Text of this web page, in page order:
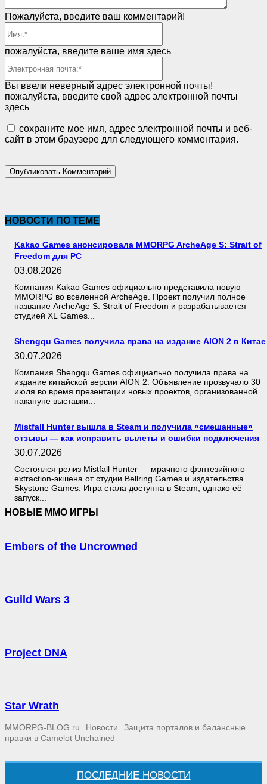
Пожалуйста, введите ваш комментарий!
пожалуйста, введите ваше имя здесь
Вы ввели неверный адрес электронной почты!
пожалуйста, введите свой адрес электронной почты
здесь
сохраните мое имя, адрес электронной почты и веб-
сайт в этом браузере для следующего комментария.
НОВОСТИ ПО ТЕМЕ
Kakao Games анонсировала MMORPG ArcheAge S: Strait of
Freedom для PC
03.08.2026
Компания Kakao Games официально представила новую
MMORPG во вселенной ArcheAge. Проект получил полное
название ArcheAge S: Strait of Freedom и разрабатывается
студией XL Games...
Shengqu Games получила права на издание AION 2 в Китае
30.07.2026
Компания Shengqu Games официально получила права на
издание китайской версии AION 2. Объявление прозвучало 30
июля во время презентации новых проектов, организованной
накануне выставки...
Mistfall Hunter вышла в Steam и получила «смешанные»
отзывы — как исправить вылеты и ошибки подключения
30.07.2026
Состоялся релиз Mistfall Hunter — мрачного фэнтезийного
extraction-экшена от студии Bellring Games и издательства
Skystone Games. Игра стала доступна в Steam, однако её
запуск...
НОВЫЕ MMO ИГРЫ
Embers of the Uncrowned
Guild Wars 3
Project DNA
Star Wrath
MMORPG-BLOG.ru Новости
Защита порталов и балансные
правки в Camelot Unchained
ПОСЛЕДНИЕ НОВОСТИ